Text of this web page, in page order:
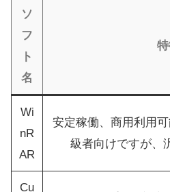
ソ
フ
ト
名
Wi
nR
AR
安定稼働、商用利用
級者向けですが、
Cu